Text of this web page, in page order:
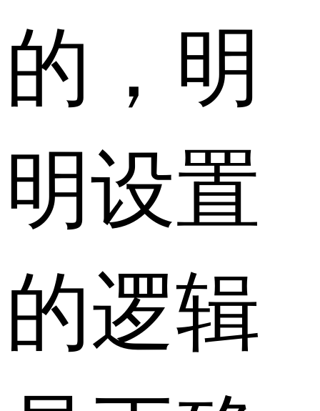
的，明
明设置
的逻辑